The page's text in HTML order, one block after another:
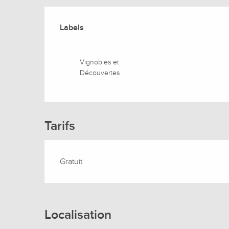
Offres de
Labels
Labels
Vignobles et
Découvertes
Tarifs
Gratuit
Localisation